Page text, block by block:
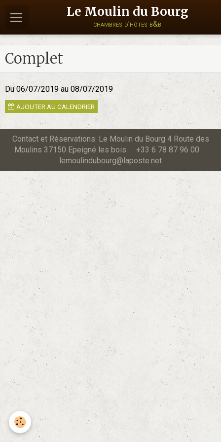
Le Moulin du Bourg
chambres d'hôtes b&b
Complet
Du 06/07/2019 au 08/07/2019
AJOUTER AU CALENDRIER
Contact et Réservations: Le Moulin du Bourg 4 Route des
Moulins 37150 Epeigné les bois +33 6 78 87 96 00
lemoulindubourg@laposte.net